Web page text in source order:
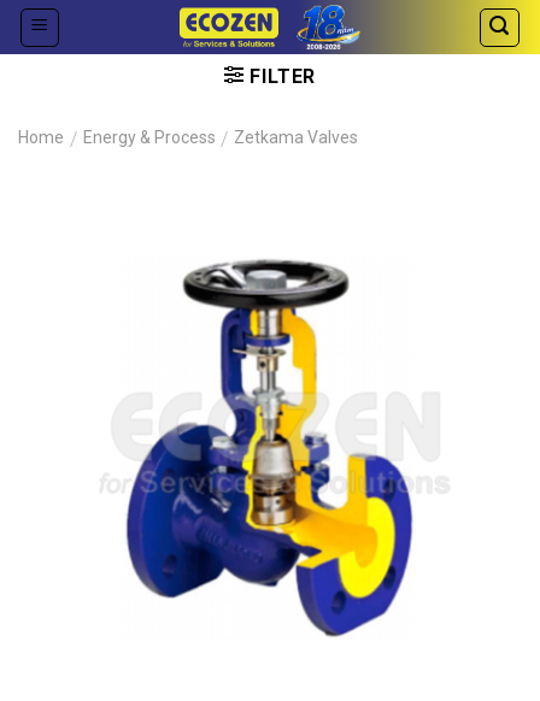
Skip
FILTER
Home / Energy & Process / Zetkama Valves